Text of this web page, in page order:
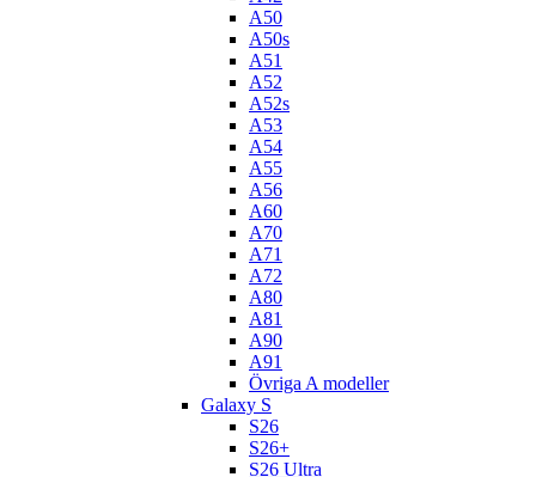
A50
A50s
A51
A52
A52s
A53
A54
A55
A56
A60
A70
A71
A72
A80
A81
A90
A91
Övriga A modeller
Galaxy S
S26
S26+
S26 Ultra